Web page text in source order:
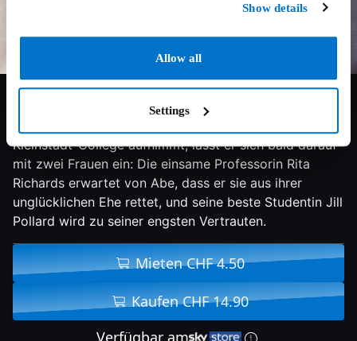
Show details
Allow all
Settings
6.5/10 2015 96 min Drama
Kleinstadt-College aufnimmt, lässt er sich bald darauf
mit zwei Frauen ein: Die einsame Professorin Rita
Richards erwartet von Abe, dass er sie aus ihrer
unglücklichen Ehe rettet, und seine beste Studentin Jill
Pollard wird zu seiner engsten Vertrauten.
Mieten CHF 4.50
Kaufen CHF 14.90
Verfügbar am